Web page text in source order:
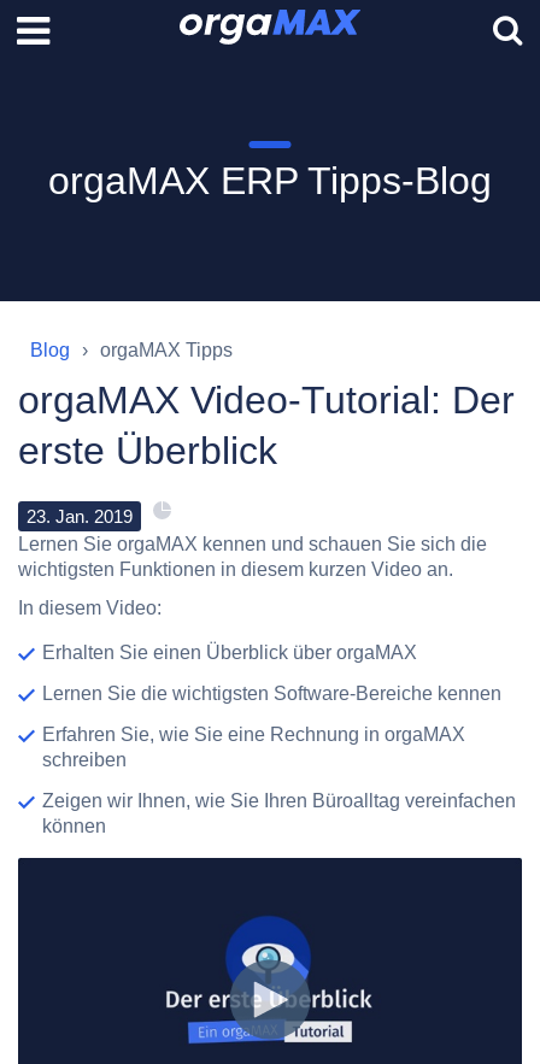
orgaMAX ERP Tipps-Blog
Blog orgaMAX Tipps
orgaMAX Video-Tutorial: Der
erste Überblick
23. Jan. 2019
Lernen Sie orgaMAX kennen und schauen Sie sich die
wichtigsten Funktionen in diesem kurzen Video an.
In diesem Video:
Erhalten Sie einen Überblick über orgaMAX
Lernen Sie die wichtigsten Software-Bereiche kennen
Erfahren Sie, wie Sie eine Rechnung in orgaMAX
schreiben
Zeigen wir Ihnen, wie Sie Ihren Büroalltag vereinfachen
können